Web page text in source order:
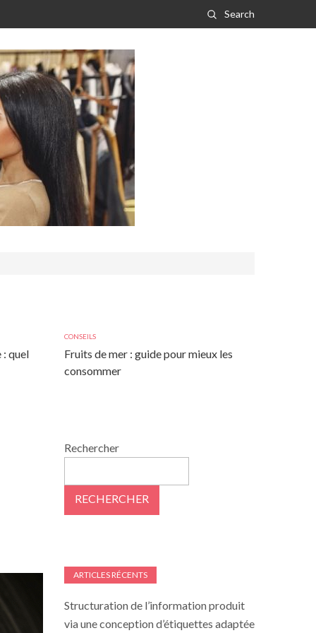
Search
: quel
CONSEILS
Fruits de mer : guide pour mieux les
consommer
Rechercher
RECHERCHER
ARTICLES RÉCENTS
Structuration de l’information produit
via une conception d’étiquettes adaptée